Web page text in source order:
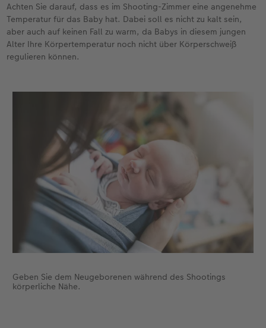
Achten Sie darauf, dass es im Shooting-Zimmer eine angenehme
Temperatur für das Baby hat. Dabei soll es nicht zu kalt sein,
aber auch auf keinen Fall zu warm, da Babys in diesem jungen
Alter Ihre Körpertemperatur noch nicht über Körperschweiß
regulieren können.
Geben Sie dem Neugeborenen während des Shootings
körperliche Nähe.